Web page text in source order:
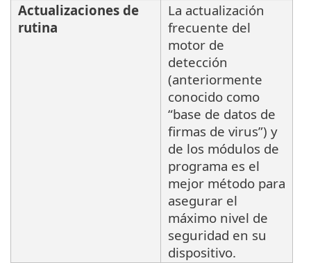
Actualizaciones de
rutina
La actualización
frecuente del
motor de
detección
(anteriormente
conocido como
“base de datos de
firmas de virus”) y
de los módulos de
programa es el
mejor método para
asegurar el
máximo nivel de
seguridad en su
dispositivo.